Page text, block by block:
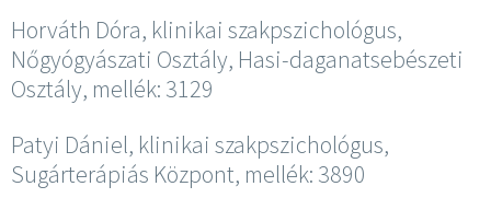
Horváth Dóra, klinikai szakpszichológus,
Nőgyógyászati Osztály, Hasi-daganatsebészeti
Osztály, mellék: 3129
Patyi Dániel, klinikai szakpszichológus,
Sugárterápiás Központ, mellék: 3890